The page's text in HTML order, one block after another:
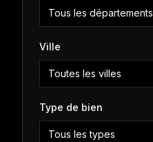
Tous les départements
Ville
Toutes les villes
Type de bien
Tous les types